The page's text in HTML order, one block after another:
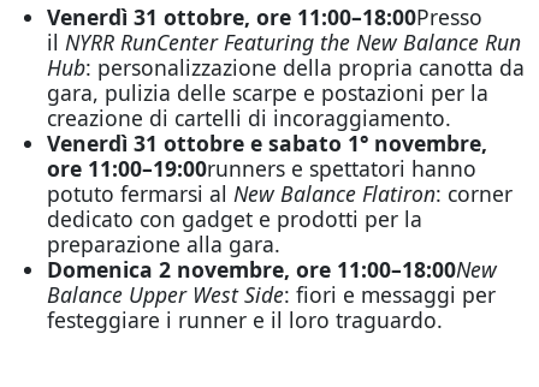
Venerdì 31 ottobre, ore 11:00–18:00Presso
il NYRR RunCenter Featuring the New Balance Run
Hub: personalizzazione della propria canotta da
gara, pulizia delle scarpe e postazioni per la
creazione di cartelli di incoraggiamento.
Venerdì 31 ottobre e sabato 1° novembre,
ore 11:00–19:00runners e spettatori hanno
potuto fermarsi al New Balance Flatiron: corner
dedicato con gadget e prodotti per la
preparazione alla gara.
Domenica 2 novembre, ore 11:00–18:00New
Balance Upper West Side: fiori e messaggi per
festeggiare i runner e il loro traguardo.